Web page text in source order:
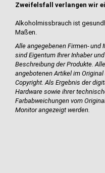
Zweifelsfall verlangen wir
Alkoholmissbrauch ist
Maßen.
Alle angegebenen Firmen- und
sind Eigentum Ihrer Inhaber
Beschreibung der Produkte.
angebotenen Artikel im
Copyright. Als Ergebnis der
Hardware sowie ihrer
Farbabweichungen vom
Monitor angezeigt werden.